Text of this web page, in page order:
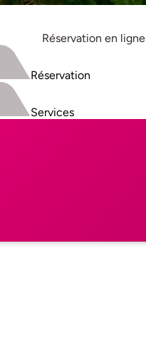
Réservation en ligne
Réservation
Services